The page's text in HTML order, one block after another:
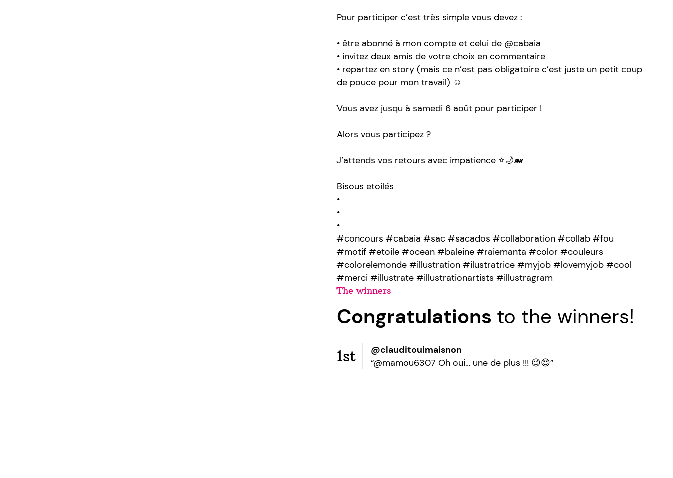
Pour participer c’est très simple vous devez :
• être abonné à mon compte et celui de @cabaia
• invitez deux amis de votre choix en commentaire
• repartez en story (mais ce n’est pas obligatoire c’est juste un petit coup
de pouce pour mon travail) ☺️
Vous avez jusqu à samedi 6 août pour participer !
Alors vous participez ?
J’attends vos retours avec impatience ⭐️🌙🐋
Bisous etoilés
•
•
•
#concours #cabaia #sac #sacados #collaboration #collab #fou
#motif #etoile #ocean #baleine #raiemanta #color #couleurs
#colorelemonde #illustration #ilustratrice #myjob #lovemyjob #cool
#merci #illustrate #illustrationartists #illustragram
The winners
Congratulations to the winners!
1st
@clauditouimaisnon
“@mamou6307 Oh oui… une de plus !!! 😉😍”